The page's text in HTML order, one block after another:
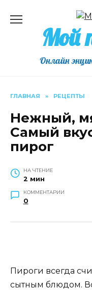
содержаниюМой
Онлайн
ГЛАВНАЯ » РЕЦЕПТЫ
Нежный,
Самый
пирог
НА ЧТЕНИЕ
2 мин
КОММЕНТАРИИ
0
Пироги всегда
сытным блюдом.